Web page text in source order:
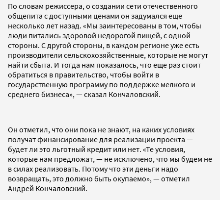
По словам режиссера, о создании сети отечественного
общепита с доступными ценами он задумался еще
несколько лет назад. «Мы заинтересованы в том, чтобы
люди питались здоровой недорогой пищей, с одной
стороны. С другой стороны, в каждом регионе уже есть
производители сельскохозяйственные, которые не могут
найти сбыта. И тогда нам показалось, что еще раз стоит
обратиться в правительство, чтобы войти в
государственную программу по поддержке мелкого и
среднего бизнеса», — сказал Кончаловский.
Он отметил, что они пока не знают, на каких условиях
получат финансирование для реализации проекта —
будет ли это льготный кредит или нет. «Те условия,
которые нам предложат, — не исключено, что мы будем не
в силах реализовать. Потому что эти деньги надо
возвращать, это должно быть окупаемо», — отметил
Андрей Кончаловский.